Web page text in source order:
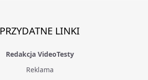
PRZYDATNE LINKI
Redakcja VideoTesty
Reklama